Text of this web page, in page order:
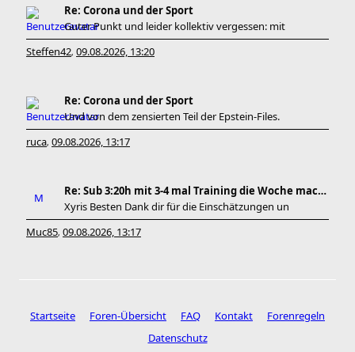
Re: Corona und der Sport
Guter Punkt und leider kollektiv vergessen: mit
Steffen42, 09.08.2026, 13:20
Re: Corona und der Sport
Und von dem zensierten Teil der Epstein-Files.
ruca, 09.08.2026, 13:17
Re: Sub 3:20h mit 3-4 mal Training die Woche machb
Xyris Besten Dank dir für die Einschätzungen un
Muc85, 09.08.2026, 13:17
Startseite Foren-Übersicht FAQ Kontakt
Forenregeln
Datenschutz